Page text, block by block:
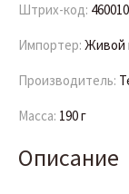
Штрих-код:
Импортер: Живой
Производитель:
Масса: 190 г
Описание